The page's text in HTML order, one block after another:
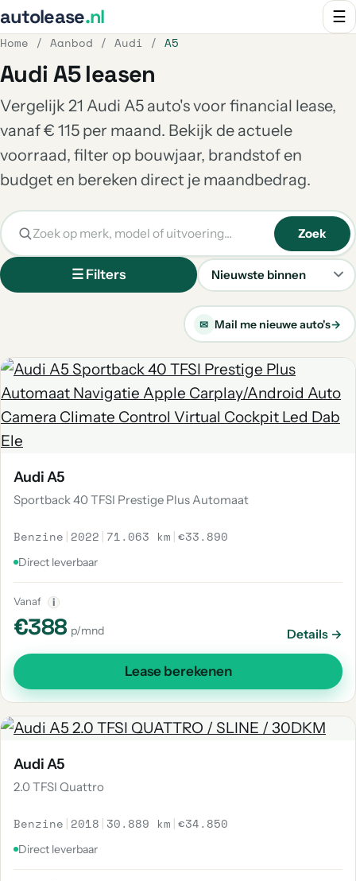
autolease.nl ☰
Home / Aanbod / Audi / A5
Audi A5 leasen
Vergelijk 21 Audi A5 auto's voor financial lease,
vanaf € 115 per maand. Bekijk de actuele
voorraad, filter op bouwjaar, brandstof en
budget en bereken direct je maandbedrag.
☰ Filters
Sorteren
Zoek
✉ Mail me nieuwe auto's→
Audi A5
Sportback 40 TFSI Prestige Plus Automaat
Benzine | 2022 | 71.063 km |€33.890
Direct leverbaar
Vanaf i
€388 p/mnd Details →
Lease berekenen
Audi A5
2.0 TFSI Quattro
Benzine | 2018 | 30.889 km |€34.850
Direct leverbaar